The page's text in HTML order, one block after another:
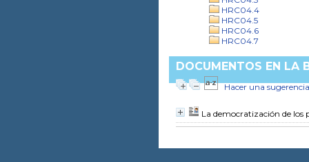
HRC04.4
HRC04.5
HRC04.6
HRC04.7
DOCUMENTOS EN LA
Hacer una sugerencia
La democratización de los